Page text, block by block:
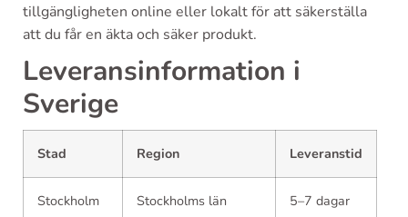
tillgängligheten online eller lokalt för att säkerställa
att du får en äkta och säker produkt.
Leveransinformation i
Sverige
Stad Region Leveranstid
Stockholm Stockholms län 5–7 dagar